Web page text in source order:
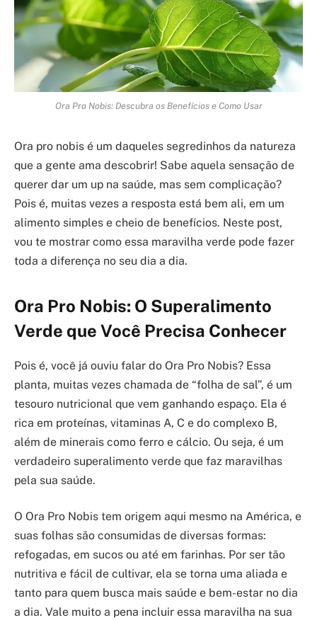
Ora Pro Nobis: Descubra os Benefícios e Como Usar
Ora pro nobis é um daqueles segredinhos da natureza
que a gente ama descobrir! Sabe aquela sensação de
querer dar um up na saúde, mas sem complicação?
Pois é, muitas vezes a resposta está bem ali, em um
alimento simples e cheio de benefícios. Neste post,
vou te mostrar como essa maravilha verde pode fazer
toda a diferença no seu dia a dia.
Ora Pro Nobis: O Superalimento
Verde que Você Precisa Conhecer
Pois é, você já ouviu falar do Ora Pro Nobis? Essa
planta, muitas vezes chamada de “folha de sal”, é um
tesouro nutricional que vem ganhando espaço. Ela é
rica em proteínas, vitaminas A, C e do complexo B,
além de minerais como ferro e cálcio. Ou seja, é um
verdadeiro superalimento verde que faz maravilhas
pela sua saúde.
O Ora Pro Nobis tem origem aqui mesmo na América, e
suas folhas são consumidas de diversas formas:
refogadas, em sucos ou até em farinhas. Por ser tão
nutritiva e fácil de cultivar, ela se torna uma aliada e
tanto para quem busca mais saúde e bem-estar no dia
a dia. Vale muito a pena incluir essa maravilha na sua